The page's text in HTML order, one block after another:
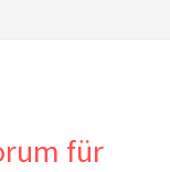
für